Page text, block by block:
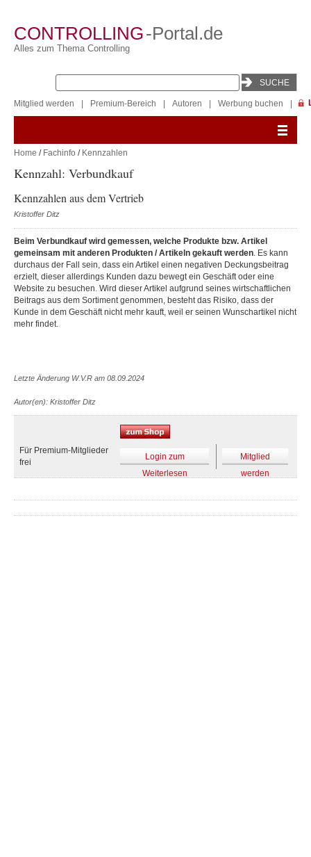
CONTROLLING-Portal.de
Alles zum Thema Controlling
Mitglied werden Premium-Bereich Autoren Werbung buchen
Home / Fachinfo / Kennzahlen
Kennzahl: Verbundkauf
Kennzahlen aus dem Vertrieb
Kristoffer Ditz
Beim Verbundkauf wird gemessen, welche Produkte bzw. Artikel
gemeinsam mit anderen Produkten / Artikeln gekauft werden. Es kann
durchaus der Fall sein, dass ein Artikel einen negativen Deckungsbeitrag
erzielt, dieser allerdings Kunden dazu bewegt ein Geschäft oder eine
Website zu besuchen. Wird dieser Artikel aufgrund seines wirtschaftlichen
Beitrags aus dem Sortiment genommen, besteht das Risiko, dass der
Kunde in dem Geschäft nicht mehr kauft, weil er seinen Wunschartikel nicht
mehr findet.
Letzte Änderung W.V.R am 08.09.2024
Autor(en): Kristoffer Ditz
Für Premium-Mitglieder
frei
Login zum
Weiterlesen
Mitglied
werden